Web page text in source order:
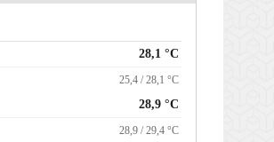
28,1 °C
25,4 / 28,1 °C
28,9 °C
28,9 / 29,4 °C